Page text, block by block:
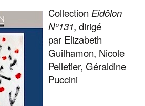
Collection Eidôlon
N°131, dirigé
par Elizabeth
Guilhamon, Nicole
Pelletier, Géraldine
Puccini